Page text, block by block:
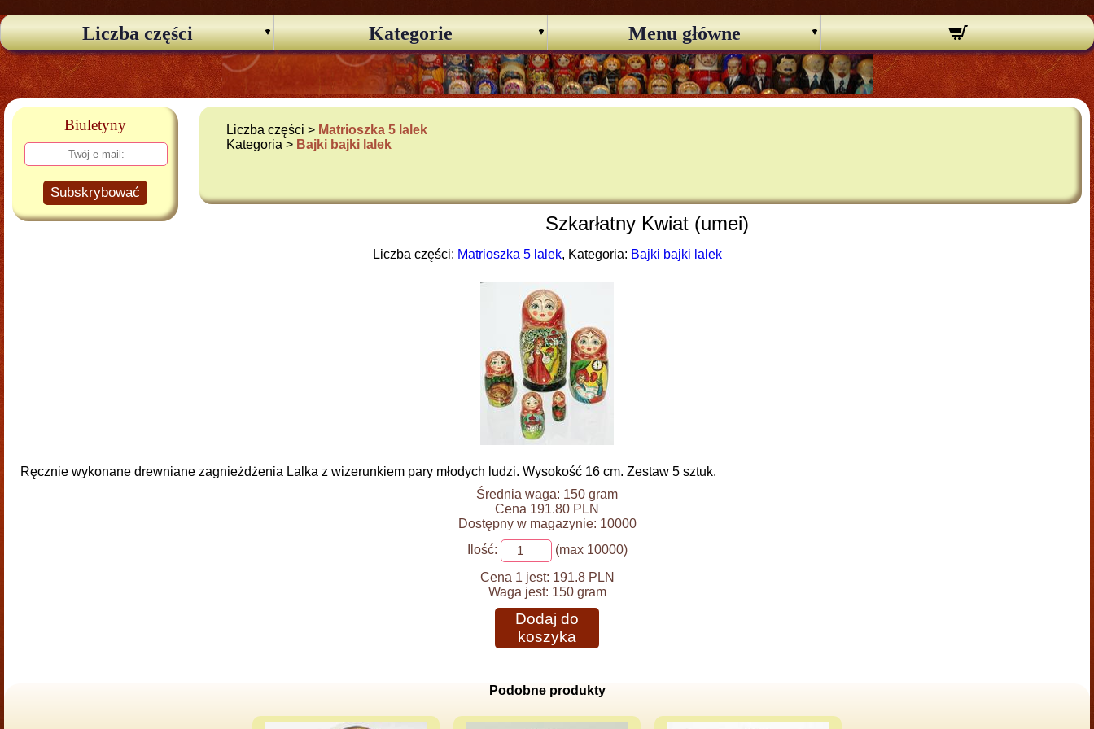
Liczba części Kategorie Menu główne
Biuletyny
Subskrybować
Liczba części > Matrioszka 5 lalek
Kategoria > Bajki bajki lalek
Szkarłatny Kwiat (umei)
Liczba części: Matrioszka 5 lalek, Kategoria: Bajki bajki lalek
Ręcznie wykonane drewniane zagnieżdżenia Lalka z wizerunkiem pary młodych ludzi. Wysokość 16 cm. Zestaw 5 sztuk.
Średnia waga: 150 gram
Cena 191.80 PLN
Dostępny w magazynie: 10000
Ilość:
(max 10000)
Cena 1 jest: 191.8 PLN
Waga jest: 150 gram
Dodaj do
koszyka
Podobne produkty